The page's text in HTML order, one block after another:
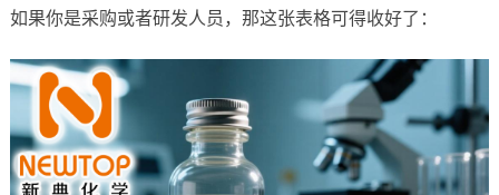
如果你是采购或者研发人员，那这张表格可得收好了：